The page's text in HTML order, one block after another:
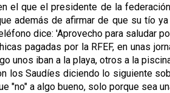
que el presidente de la
además de afirmar de que su tío
dice: 'Aprovecho para saludar
pagadas por la RFEF, en unas
unos iban a la playa, otros a la
los Saudíes diciendo lo siguiente
"no" a algo bueno, solo porque sea